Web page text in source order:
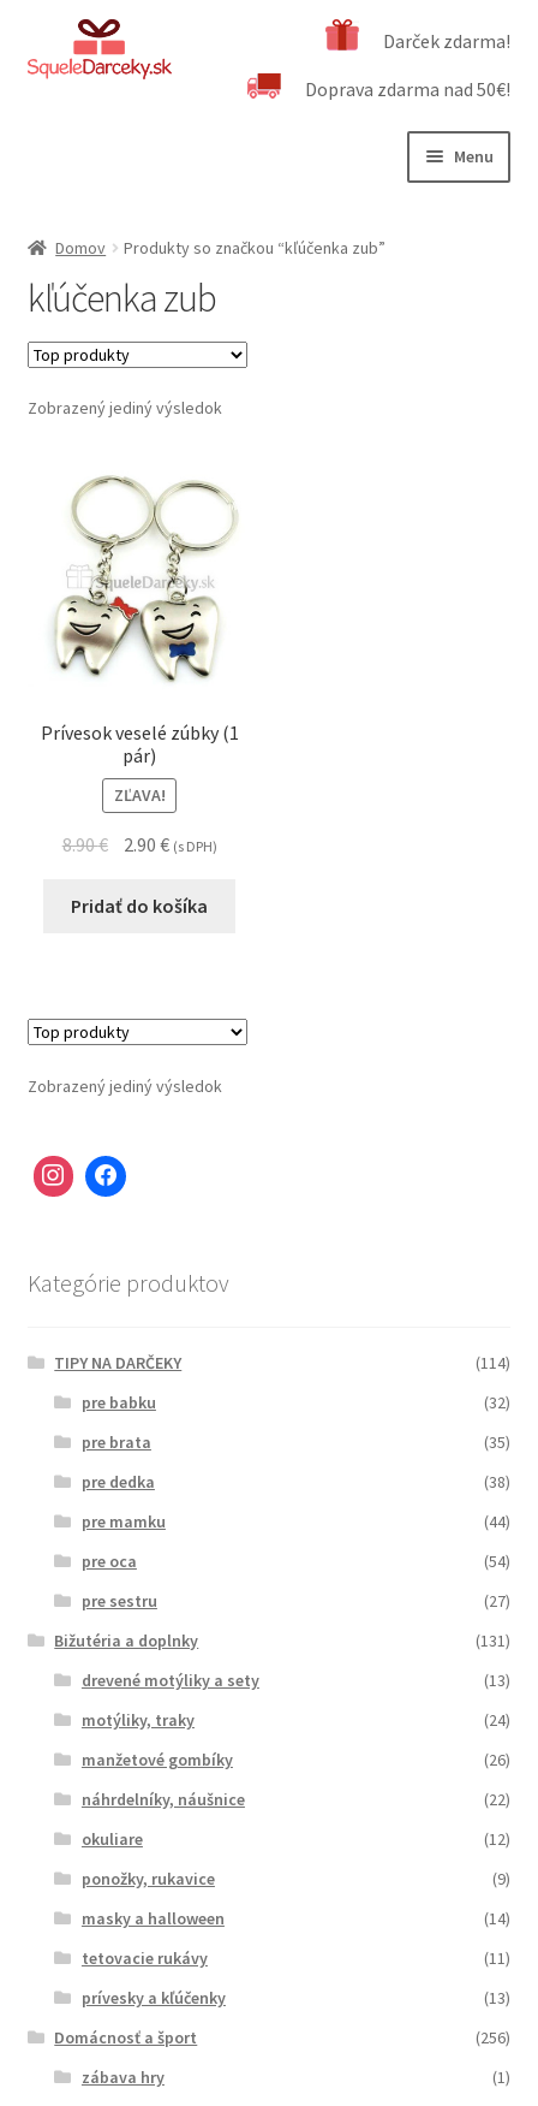
Preskočiť
na
Preskočiť
na
Darček zdarma!
Doprava zdarma nad 50€!
Menu
Dôležité informácie
Obchodné podmienky
Kontakt
Domov Produkty so značkou “kľúčenka zub”
kľúčenka zub
Zobrazený jediný výsledok
Prívesok veselé zúbky (1
pár)
ZĽAVA!
8.90€ 2.90 € (s DPH)
Pridať do košíka
Zobrazený jediný výsledok
Kategórie produktov
TIPY NA DARČEKY
(114)
pre babku
(32)
pre brata
(35)
pre dedka
(38)
pre mamku
(44)
pre oca
(54)
pre sestru
(27)
Bižutéria a doplnky
(131)
drevené motýliky a sety
(13)
motýliky, traky
(24)
manžetové gombíky
(26)
náhrdelníky, náušnice
(22)
okuliare
(12)
ponožky, rukavice
(9)
masky a halloween
(14)
tetovacie rukávy
(11)
prívesky a kľúčenky
(13)
Domácnosť a šport
(256)
zábava hry
(1)